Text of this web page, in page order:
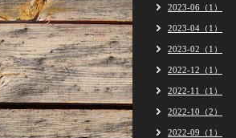
2023-06（1）
2023-04（1）
2023-02（1）
2022-12（1）
2022-11（1）
2022-10（2）
2022-09（1）